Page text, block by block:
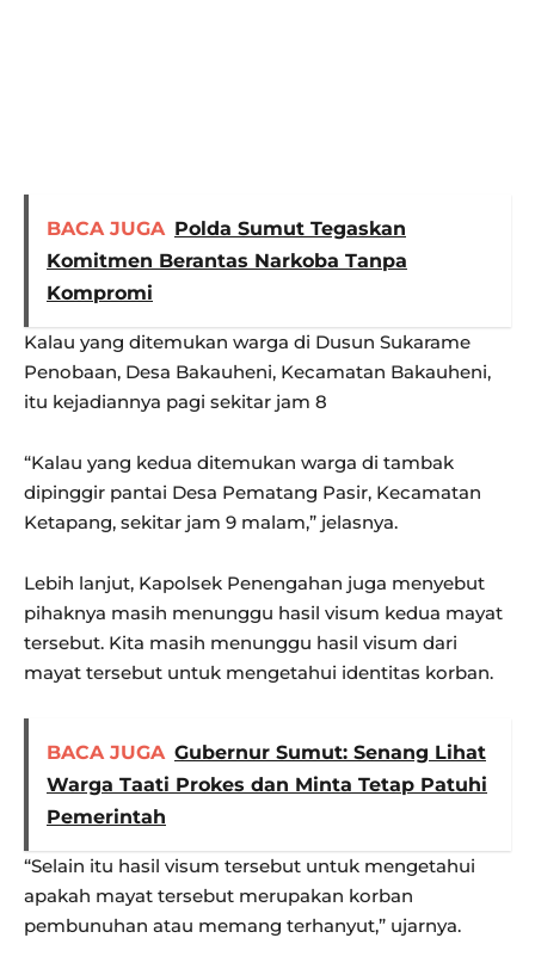
BACA JUGA Polda Sumut Tegaskan
Komitmen Berantas Narkoba Tanpa
Kompromi
Kalau yang ditemukan warga di Dusun Sukarame
Penobaan, Desa Bakauheni, Kecamatan Bakauheni,
itu kejadiannya pagi sekitar jam 8
“Kalau yang kedua ditemukan warga di tambak
dipinggir pantai Desa Pematang Pasir, Kecamatan
Ketapang, sekitar jam 9 malam,” jelasnya.
Lebih lanjut, Kapolsek Penengahan juga menyebut
pihaknya masih menunggu hasil visum kedua mayat
tersebut. Kita masih menunggu hasil visum dari
mayat tersebut untuk mengetahui identitas korban.
BACA JUGA Gubernur Sumut: Senang Lihat
Warga Taati Prokes dan Minta Tetap Patuhi
Pemerintah
“Selain itu hasil visum tersebut untuk mengetahui
apakah mayat tersebut merupakan korban
pembunuhan atau memang terhanyut,” ujarnya.